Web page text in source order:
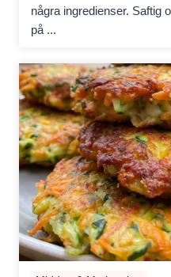
några ingredienser. Saftig
på ...